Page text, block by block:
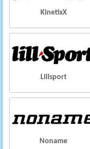
KinetixX
Lillsport
Noname